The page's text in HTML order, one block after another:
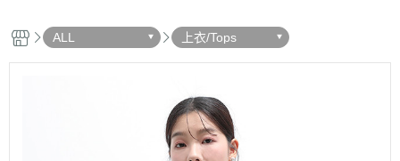
ALL 上衣/Tops